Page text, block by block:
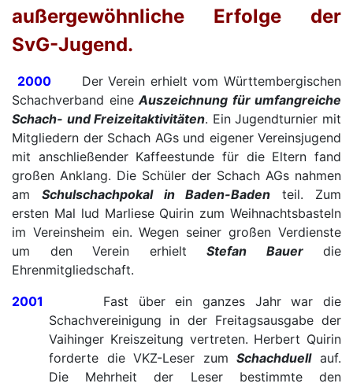
außergewöhnliche Erfolge der
SvG-Jugend.
2000
Der Verein erhielt vom Württembergischen
Schachverband eineAuszeichnung für umfangreiche
Schach- und Freizeitaktivitäten. Ein Jugendturnier mit
Mitgliedern der Schach AGs und eigener Vereinsjugend
mit anschließender Kaffeestunde für die Eltern fand
großen Anklang. Die Schüler der Schach AGs nahmen
am Schulschachpokal in Baden-Baden teil. Zum
ersten Mal lud Marliese Quirin zum Weihnachtsbasteln
im Vereinsheim ein. Wegen seiner großen Verdienste
um den Verein erhielt Stefan Bauerdie
Ehrenmitgliedschaft.
2001
Fast über ein ganzes Jahr war die
Schachvereinigung in der Freitagsausgabe der
Vaihinger Kreiszeitung vertreten. Herbert Quirin
forderte die VKZ-Leser zumSchachduellauf.
Die Mehrheit der Leser bestimmte den